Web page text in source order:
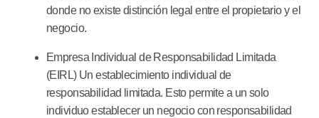
donde no existe distinción legal entre el propietario y el
negocio.
Empresa Individual de Responsabilidad Limitada
(EIRL)Un establecimiento individual de
responsabilidad limitada. Esto permite a un solo
individuo establecer un negocio con responsabilidad